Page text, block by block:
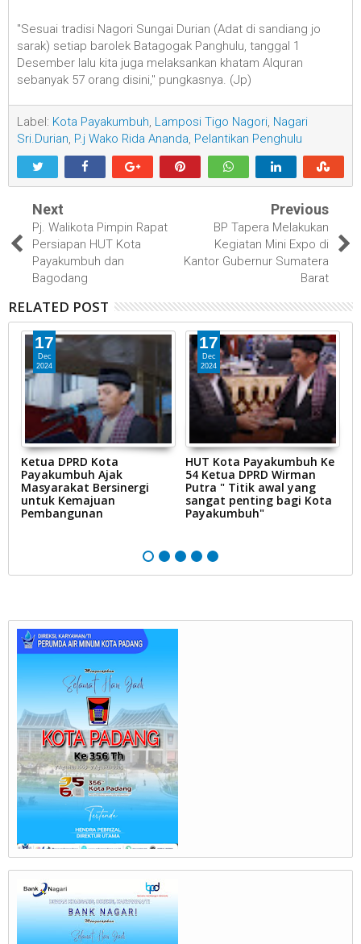
"Sesuai tradisi Nagori Sungai Durian (Adat di sandiang jo
sarak) setiap barolek Batagogak Panghulu, tanggal 1
Desember lalu kita juga melaksankan khatam Alquran
sebanyak 57 orang disini," pungkasnya. (Jp)
Label: Kota Payakumbuh, Lamposi Tigo Nagori, Nagari
Sri.Durian, P.j Wako Rida Ananda, Pelantikan Penghulu
Next
Pj. Walikota Pimpin Rapat
Persiapan HUT Kota
Payakumbuh dan
Bagodang
Previous
BP Tapera Melakukan
Kegiatan Mini Expo di
Kantor Gubernur Sumatera
Barat
RELATED POST
17
Dec
2024
Ketua DPRD Kota
Payakumbuh Ajak
Masyarakat Bersinergi
untuk Kemajuan
Pembangunan
17
Dec
2024
HUT Kota Payakumbuh Ke
54 Ketua DPRD Wirman
Putra " Titik awal yang
sangat penting bagi Kota
Payakumbuh"